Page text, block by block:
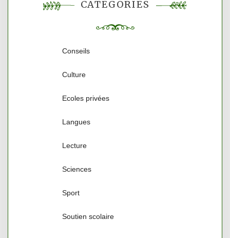
CATÉGORIES
Conseils
Culture
Ecoles privées
Langues
Lecture
Sciences
Sport
Soutien scolaire